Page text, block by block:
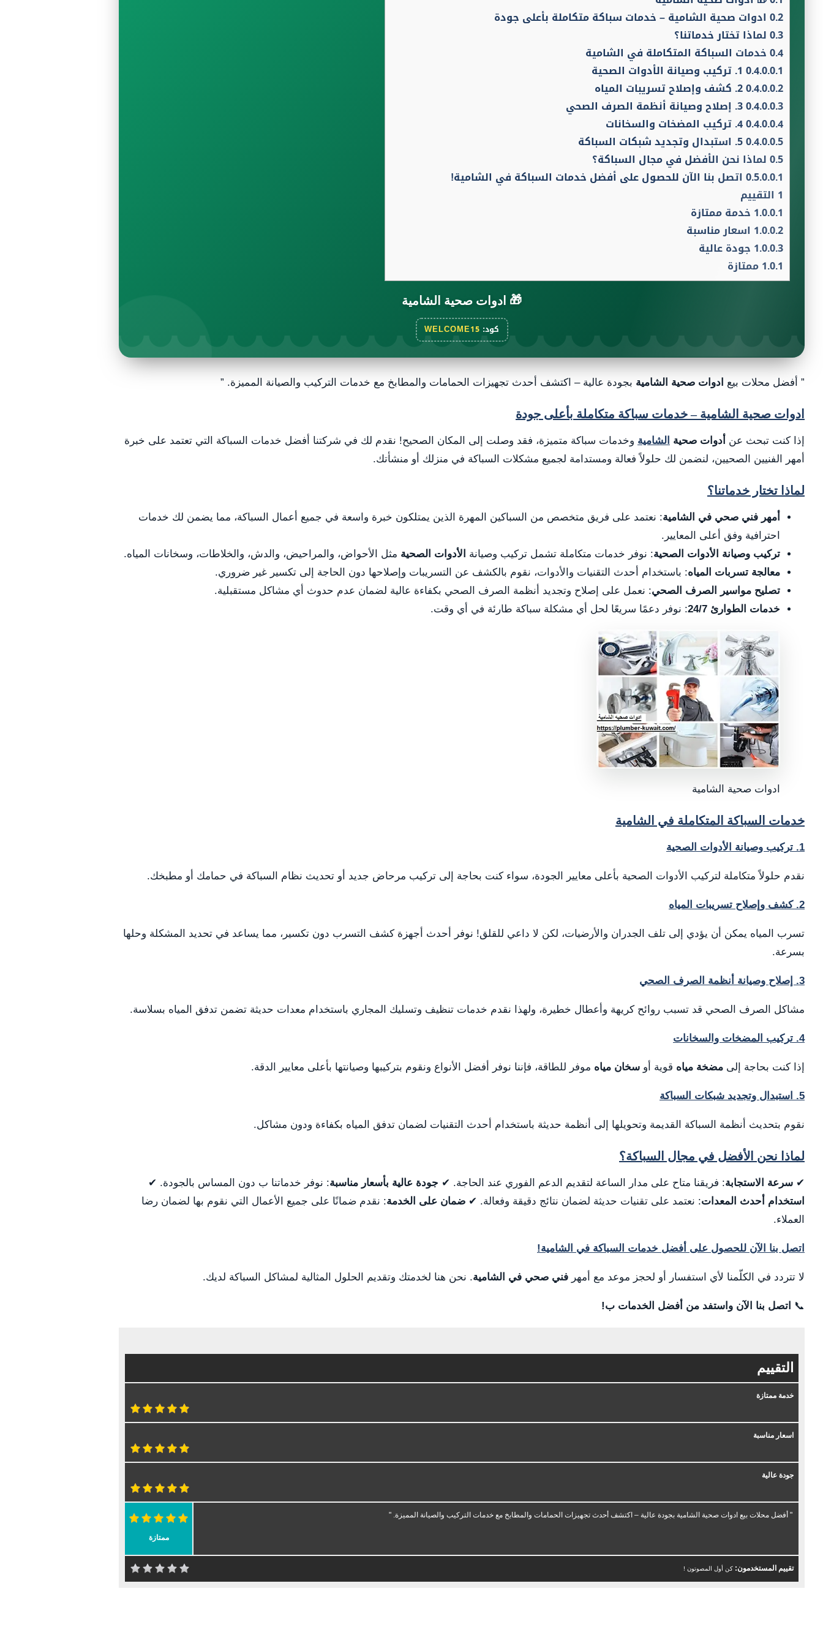
0.2 ادوات صحية الشامية – خدمات سباكة متكاملة بأعلى جودة
0.3لماذا تختار خدماتنا؟
0.4خدمات السباكة المتكاملة في الشامية
0.4.0.0.1
0.4.0.0.2
0.4.0.0.3
0.4.0.0.4
0.4.0.0.5
0.5لماذا نحن الأفضل في مجال السباكة؟
0.5.0.0.1 اتصل بنا الآن للحصول على أفضل خدمات السباكة في الشامية!
1 التقييم
1.0.0.1 خدمة ممتازة
1.0.0.2 اسعار مناسبة
1.0.0.3 جودة عالية
1.0.1ممتازة
🎁 ادوات صحية الشامية
كود: WELCOME15
” أفضل محلات بيع ادوات صحية الشامية بجودة عالية – اكتشف أحدث تجهيزات الحمامات والمطابخ مع خدمات التركيب والصيانة المميزة. ”
ادوات صحية الشامية – خدمات سباكة متكاملة بأعلى جودة
إذا كنت تبحث عن أدوات صحية الشامية وخدمات سباكة متميزة، فقد وصلت إلى المكان الصحيح! نقدم لك في شركتنا أفضل خدمات السباكة التي تعتمد على خبرة
أمهر الفنيين الصحيين، لنضمن لك حلولاً فعالة ومستدامة لجميع مشكلات السباكة في منزلك أو منشأتك.
لماذا تختار خدماتنا؟
أمهر فني صحي في الشامية: نعتمد على فريق متخصص من السباكين المهرة الذين يمتلكون خبرة واسعة في جميع أعمال السباكة، مما يضمن لك خدمات
احترافية وفق أعلى المعايير.
تركيب وصيانة الأدوات الصحية: نوفر خدمات متكاملة تشمل تركيب وصيانة الأدوات الصحية مثل الأحواض، والمراحيض، والدش، والخلاطات، وسخانات المياه.
معالجة تسربات المياه: باستخدام أحدث التقنيات والأدوات، نقوم بالكشف عن التسريبات وإصلاحها دون الحاجة إلى تكسير غير ضروري.
تصليح مواسير الصرف الصحي: نعمل على إصلاح وتجديد أنظمة الصرف الصحي بكفاءة عالية لضمان عدم حدوث أي مشاكل مستقبلية.
خدمات الطوارئ 24/7
: نوفر دعمًا سريعًا لحل أي مشكلة سباكة طارئة في أي وقت.
ادوات صحية الشامية
خدمات السباكة المتكاملة في الشامية
1. تركيب وصيانة الأدوات الصحية
نقدم حلولاً متكاملة لتركيب الأدوات الصحية بأعلى معايير الجودة، سواء كنت بحاجة إلى تركيب مرحاض جديد أو تحديث نظام السباكة في حمامك أو مطبخك.
2. كشف وإصلاح تسريبات المياه
تسرب المياه يمكن أن يؤدي إلى تلف الجدران والأرضيات، لكن لا داعي للقلق! نوفر أحدث أجهزة كشف التسرب دون تكسير، مما يساعد في تحديد المشكلة وحلها
بسرعة.
3. إصلاح وصيانة أنظمة الصرف الصحي
مشاكل الصرف الصحي قد تسبب روائح كريهة وأعطال خطيرة، ولهذا نقدم خدمات تنظيف وتسليك المجاري باستخدام معدات حديثة تضمن تدفق المياه بسلاسة.
4. تركيب المضخات والسخانات
إذا كنت بحاجة إلى مضخة مياه قوية أو سخان مياه موفر للطاقة، فإننا نوفر أفضل الأنواع ونقوم بتركيبها وصيانتها بأعلى معايير الدقة.
5. استبدال وتجديد شبكات السباكة
نقوم بتحديث أنظمة السباكة القديمة وتحويلها إلى أنظمة حديثة باستخدام أحدث التقنيات لضمان تدفق المياه بكفاءة ودون مشاكل.
لماذا نحن الأفضل في مجال السباكة؟
✔ سرعة الاستجابة: فريقنا متاح على مدار الساعة لتقديم الدعم الفوري عند الحاجة. ✔ جودة عالية بأسعار مناسبة: نوفر خدماتنا ب دون المساس بالجودة. ✔
استخدام أحدث المعدات: نعتمد على تقنيات حديثة لضمان نتائج دقيقة وفعالة. ✔ ضمان على الخدمة: نقدم ضمانًا على جميع الأعمال التي نقوم بها لضمان رضا
العملاء.
اتصل بنا الآن للحصول على أفضل خدمات السباكة في الشامية!
لا تتردد في الكلّمنا لأي استفسار أو لحجز موعد مع أمهر فني صحي في الشامية. نحن هنا لخدمتك وتقديم الحلول المثالية لمشاكل السباكة لديك.
📞 اتصل بنا الآن واستفد من أفضل الخدمات ب!
التقييم
خدمة ممتازة
اسعار مناسبة
جودة عالية
ممتازة
" أفضل محلات بيع ادوات صحية الشامية بجودة عالية – اكتشف أحدث تجهيزات الحمامات والمطابخ مع خدمات التركيب والصيانة المميزة. "
تقييم المستخدمون: كن أول المصوتون !